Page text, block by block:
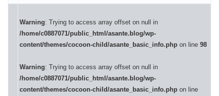
Warning: Trying to access array offset on null in
/home/c0887071/public_html/asante.blog/wp-
content/themes/cocoon-child/asante_basic_info.php on line 98
Warning: Trying to access array offset on null in
/home/c0887071/public_html/asante.blog/wp-
content/themes/cocoon-child/asante_basic_info.php on line